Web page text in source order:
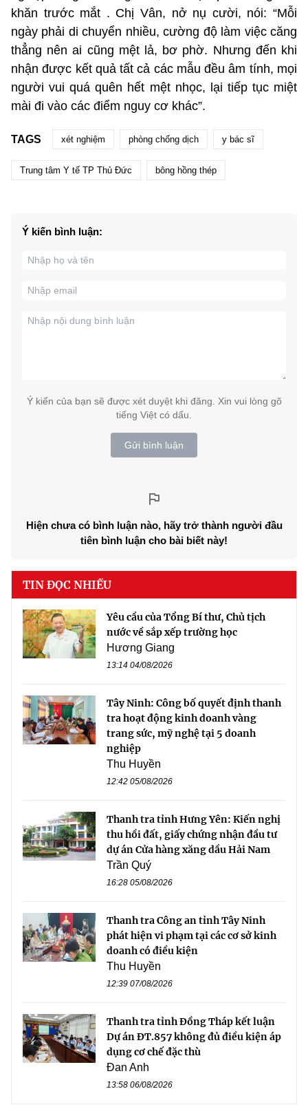
khăn trước mắt . Chị Vân, nở nụ cười, nói: “Mỗi
ngày phải di chuyển nhiều, cường độ làm việc căng
thẳng nên ai cũng mệt lả, bơ phờ. Nhưng đến khi
nhận được kết quả tất cả các mẫu đều âm tính, mọi
người vui quá quên hết mệt nhọc, lại tiếp tục miệt
mài đi vào các điểm nguy cơ khác”.
TAGS xét nghiệm phòng chống dịch y bác sĩ
Trung tâm Y tế TP Thủ Đức bông hồng thép
Ý kiến bình luận:
Ý kiến của bạn sẽ được xét duyệt khi đăng. Xin vui lòng gõ
tiếng Việt có dấu.
Gửi bình luận
Hiện chưa có bình luận nào, hãy trở thành người đầu
tiên bình luận cho bài biết này!
TIN ĐỌC NHIỀU
Yêu cầu của Tổng Bí thư, Chủ tịch
nước về sắp xếp trường học
Hương Giang
13:14 04/08/2026
Tây Ninh: Công bố quyết định thanh
tra hoạt động kinh doanh vàng
trang sức, mỹ nghệ tại 5 doanh
nghiệp
Thu Huyền
12:42 05/08/2026
Thanh tra tỉnh Hưng Yên: Kiến nghị
thu hồi đất, giấy chứng nhận đầu tư
dự án Cửa hàng xăng dầu Hải Nam
Trần Quý
16:28 05/08/2026
Thanh tra Công an tỉnh Tây Ninh
phát hiện vi phạm tại các cơ sở kinh
doanh có điều kiện
Thu Huyền
12:39 07/08/2026
Thanh tra tỉnh Đồng Tháp kết luận
Dự án ĐT.857 không đủ điều kiện áp
dụng cơ chế đặc thù
Đan Anh
13:58 06/08/2026